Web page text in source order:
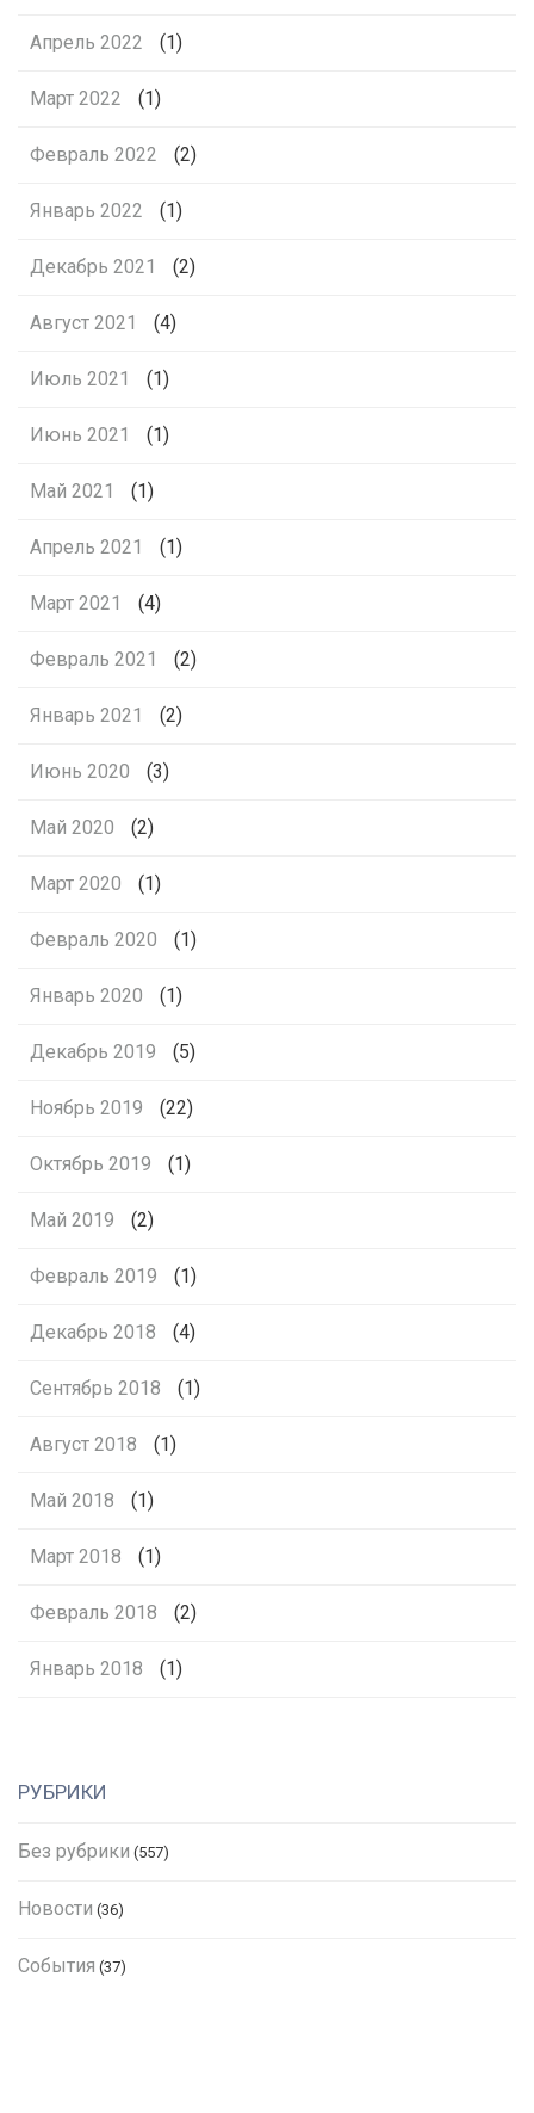
Апрель 2022 (1)
Март 2022 (1)
Февраль 2022 (2)
Январь 2022 (1)
Декабрь 2021 (2)
Август 2021 (4)
Июль 2021 (1)
Июнь 2021 (1)
Май 2021 (1)
Апрель 2021 (1)
Март 2021 (4)
Февраль 2021 (2)
Январь 2021 (2)
Июнь 2020 (3)
Май 2020 (2)
Март 2020 (1)
Февраль 2020 (1)
Январь 2020 (1)
Декабрь 2019 (5)
Ноябрь 2019 (22)
Октябрь 2019 (1)
Май 2019 (2)
Февраль 2019 (1)
Декабрь 2018 (4)
Сентябрь 2018 (1)
Август 2018 (1)
Май 2018 (1)
Март 2018 (1)
Февраль 2018 (2)
Январь 2018 (1)
РУБРИКИ
Без рубрики (557)
Новости (36)
События (37)